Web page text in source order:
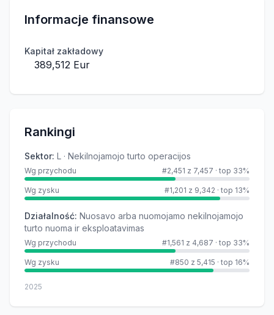
Informacje finansowe
Kapitał zakładowy
389,512 Eur
Rankingi
Sektor: L · Nekilnojamojo turto operacijos
Wg przychodu #2,451 z 7,457 · top 33%
Wg zysku #1,201 z 9,342 · top 13%
Działalność: Nuosavo arba nuomojamo nekilnojamojo
turto nuoma ir eksploatavimas
Wg przychodu #1,561 z 4,687 · top 33%
Wg zysku #850 z 5,415 · top 16%
2025